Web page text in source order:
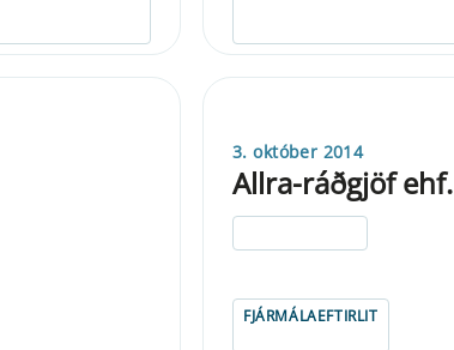
3. október 2014
Allra-ráðgjöf ehf.
FJÁRMÁLAEFTIRLIT